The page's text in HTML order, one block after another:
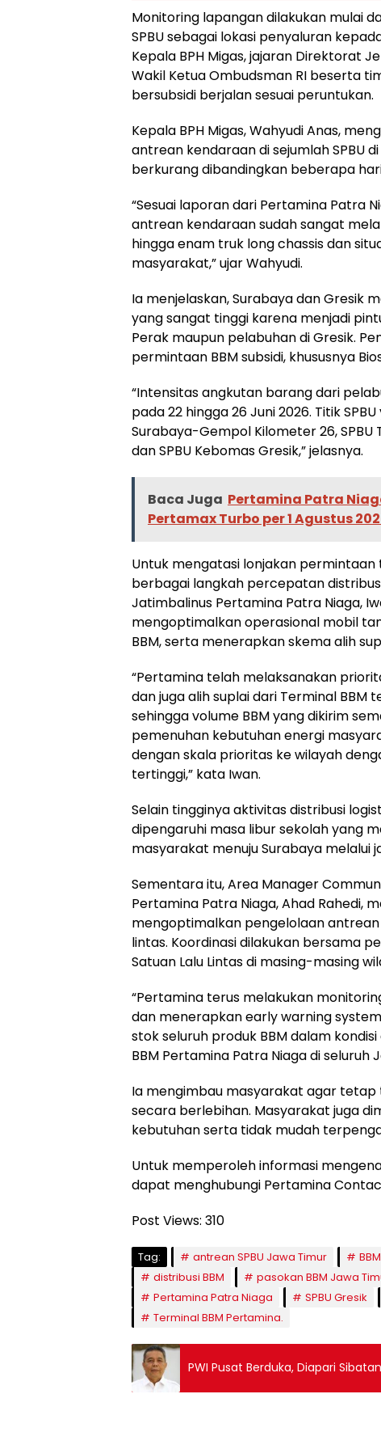
Monitoring lapangan dilakukan mulai
SPBU sebagai lokasi penyaluran
Kepala BPH Migas, jajaran Direktorat
Wakil Ketua Ombudsman RI beserta
bersubsidi berjalan sesuai peruntukan.
Kepala BPH Migas, Wahyudi Anas,
antrean kendaraan di sejumlah SPBU
berkurang dibandingkan beberapa
“Sesuai laporan dari Pertamina Patra
antrean kendaraan sudah sangat
hingga enam truk long chassis dan
masyarakat,” ujar Wahyudi.
Ia menjelaskan, Surabaya dan Gresik
yang sangat tinggi karena menjadi
Perak maupun pelabuhan di Gresik.
permintaan BBM subsidi, khususnya
“Intensitas angkutan barang dari
pada 22 hingga 26 Juni 2026. Titik
Surabaya-Gempol Kilometer 26, SPBU
dan SPBU Kebomas Gresik,” jelasnya.
Baca Juga Pertamina Patra
Pertamax Turbo per 1 Agustus
Untuk mengatasi lonjakan
berbagai langkah percepatan
Jatimbalinus Pertamina Patra Niaga,
mengoptimalkan operasional mobil
BBM, serta menerapkan skema alih
“Pertamina telah melaksanakan
dan juga alih suplai dari Terminal BBM
sehingga volume BBM yang dikirim
pemenuhan kebutuhan energi
dengan skala prioritas ke wilayah
tertinggi,” kata Iwan.
Selain tingginya aktivitas distribusi
dipengaruhi masa libur sekolah yang
masyarakat menuju Surabaya melalui
Sementara itu, Area Manager
Pertamina Patra Niaga, Ahad Rahedi,
mengoptimalkan pengelolaan antrean
lintas. Koordinasi dilakukan bersama
Satuan Lalu Lintas di masing-masing
“Pertamina terus melakukan
dan menerapkan early warning
stok seluruh produk BBM dalam
BBM Pertamina Patra Niaga di seluruh
Ia mengimbau masyarakat agar
secara berlebihan. Masyarakat juga
kebutuhan serta tidak mudah
Untuk memperoleh informasi
dapat menghubungi Pertamina
Post Views: 310
Tag: antrean SPBU Jawa Timur
distribusi BBM
pasokan BBM Jawa
Pertamina Patra Niaga
SPBU Gresik
Terminal BBM Pertamina.
PWI Pusat Berduka, Diapari